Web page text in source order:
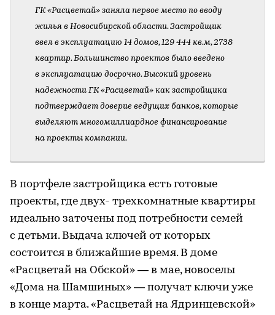
ГК «Расцветай» заняла первое место по вводу
жилья в Новосибирской области. Застройщик
ввел в эксплуатацию 14 домов, 129 444 кв.м, 2738
квартир. Большинство проектов было введено
в эксплуатацию досрочно. Высокий уровень
надежности ГК «Расцветай» как застройщика
подтверждает доверие ведущих банков, которые
выделяют многомиллиардное финансирование
на проекты компании.
В портфеле застройщика есть готовые
проекты, где двух- трехкомнатные квартиры
идеально заточены под потребности семей
с детьми. Выдача ключей от которых
состоится в ближайшие время. В доме
«Расцветай на Обской» — в мае, новоселы
«Дома на Шамшиных» — получат ключи уже
в конце марта. «Расцветай на Ядринцевской»